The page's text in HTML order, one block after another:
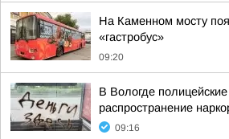
На Каменном мосту
«гастробус»
09:20
В Вологде
распространение
09:16